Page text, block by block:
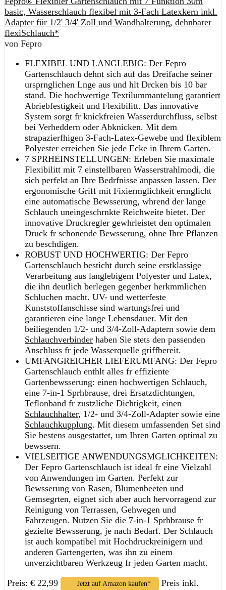
basic, Wasserschlauch flexibel mit 3-Fach Latexkern inkl.
Adapter für 1/2' 3/4' Zoll und Wandhalterung, dehnbarer
flexiSchlauch*
von Fepro
FLEXIBEL UND LANGLEBIG: Der Fepro
Gartenschlauch dehnt sich auf das Dreifache seiner
ursprnglichen Lnge aus und hlt Drcken bis 10 bar
stand. Die hochwertige Textilummantelung garantiert
Abriebfestigkeit und Flexibilitt. Das innovative
System sorgt fr knickfreien Wasserdurchfluss, selbst
bei Verheddern oder Abknicken. Mit dem
strapazierfhigen 3-Fach-Latex-Gewebe und flexiblem
Polyester erreichen Sie jede Ecke in Ihrem Garten.
7 SPRHEINSTELLUNGEN: Erleben Sie maximale
Flexibilitt mit 7 einstellbaren Wasserstrahlmodi, die
sich perfekt an Ihre Bedrfnisse anpassen lassen. Der
ergonomische Griff mit Fixiermglichkeit ermglicht
eine automatische Bewsserung, whrend der lange
Schlauch uneingeschrnkte Reichweite bietet. Der
innovative Druckregler gewhrleistet den optimalen
Druck fr schonende Bewsserung, ohne Ihre Pflanzen
zu beschdigen.
ROBUST UND HOCHWERTIG: Der Fepro
Gartenschlauch besticht durch seine erstklassige
Verarbeitung aus langlebigem Polyester und Latex,
die ihn deutlich berlegen gegenber herkmmlichen
Schluchen macht. UV- und wetterfeste
Kunststoffanschlsse sind wartungsfrei und
garantieren eine lange Lebensdauer. Mit den
beiliegenden 1/2- und 3/4-Zoll-Adaptern sowie dem
Schlauchverbinder haben Sie stets den passenden
Anschluss fr jede Wasserquelle griffbereit.
UMFANGREICHER LIEFERUMFANG: Der Fepro
Gartenschlauch enthlt alles fr effiziente
Gartenbewsserung: einen hochwertigen Schlauch,
eine 7-in-1 Sprhbrause, drei Ersatzdichtungen,
Teflonband fr zustzliche Dichtigkeit, einen
Schlauchhalter, 1/2- und 3/4-Zoll-Adapter sowie eine
Schlauchkupplung. Mit diesem umfassenden Set sind
Sie bestens ausgestattet, um Ihren Garten optimal zu
bewssern.
VIELSEITIGE ANWENDUNGSMGLICHKEITEN:
Der Fepro Gartenschlauch ist ideal fr eine Vielzahl
von Anwendungen im Garten. Perfekt zur
Bewsserung von Rasen, Blumenbeeten und
Gemsegrten, eignet sich aber auch hervorragend zur
Reinigung von Terrassen, Gehwegen und
Fahrzeugen. Nutzen Sie die 7-in-1 Sprhbrause fr
gezielte Bewsserung, je nach Bedarf. Der Schlauch
ist auch kompatibel mit Hochdruckreinigern und
anderen Gartengerten, was ihn zu einem
unverzichtbaren Werkzeug fr jeden Garten macht.
Preis: € 22,99 Jetzt auf Amazon kaufen*
Preis inkl.